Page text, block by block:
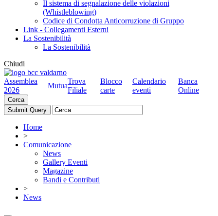
Il sistema di segnalazione delle violazioni
(Whistleblowing)
Codice di Condotta Anticorruzione di Gruppo
Link - Collegamenti Esterni
La Sostenibilità
La Sostenibilità
Chiudi
Assemblea
2026
Mutua
Trova
Filiale
Blocco
carte
Calendario
eventi
Banca
Online
Cerca
Home
>
Comunicazione
News
Gallery Eventi
Magazine
Bandi e Contributi
>
News